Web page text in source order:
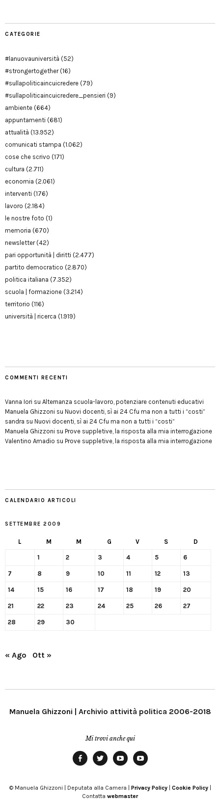
CATEGORIE
#lanuovauniversità (52)
#strongertogether(16)
#sullapoliticaincuicredere (79)
#sullapoliticaincuicredere_pensieri (9)
ambiente (664)
appuntamenti (681)
attualità (13.952)
comunicati stampa (1.062)
cose che scrivo (171)
cultura (2.711)
economia (2.061)
interventi (176)
lavoro (2.184)
le nostre foto (1)
memoria (670)
newsletter(42)
pari opportunità | diritti (2.477)
partito democratico (2.870)
politica italiana (7.352)
scuola | formazione (3.214)
territorio (116)
università | ricerca (1.919)
COMMENTI RECENTI
Vanna Iori su Alternanza scuola-lavoro, potenziare contenuti educativi
Manuela Ghizzoni su Nuovi docenti, sì ai 24 Cfu ma non a tutti i “costi”
sandra su Nuovi docenti, sì ai 24 Cfu ma non a tutti i “costi”
Manuela Ghizzoni su Prove suppletive, la risposta alla mia interrogazione
Valentino Amadio su Prove suppletive, la risposta alla mia interrogazione
CALENDARIO ARTICOLI
SETTEMBRE 2009
L M M G V S D
1 2 3 4 5 6
7 8 9 10 11 12 13
14 15 16 17 18 19 20
21 22 23 24 25 26 27
28 29 30
« Ago Ott »
Manuela Ghizzoni | Archivio attività politica 2006-2018
Mi trovi anche qui
Modena
© Manuela Ghizzoni | Deputata alla Camera | Privacy Policy| Cookie Policy|
Contatta webmaster